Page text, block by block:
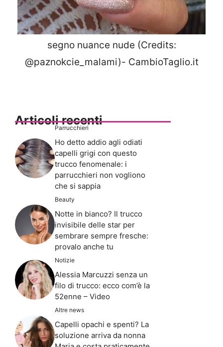
segno nuance nude (Credits:
@paznokcie_malami)- CambioTaglio.it
Articoli recenti
Parrucchieri
Ho detto addio agli odiati
capelli grigi con questo
trucco fenomenale: i
parrucchieri non vogliono
che si sappia
Beauty
Notte in bianco? Il trucco
invisibile delle star per
sembrare sempre fresche:
provalo anche tu
Notizie
Alessia Marcuzzi senza un
filo di trucco: ecco com’è la
52enne – Video
Altre news
Capelli opachi e spenti? La
soluzione arriva da nonna